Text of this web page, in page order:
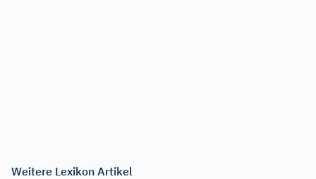
Weitere Lexikon Artikel